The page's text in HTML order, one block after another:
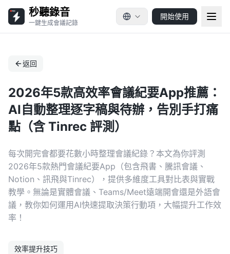
秒聽錄音
一鍵生成會議記錄
開始使用
返回
2026年5款高效率會議紀要App推薦：
AI自動整理逐字稿與待辦，告別手打痛
點（含 Tinrec 評測）
每次開完會都要花數小時整理會議紀錄？本文為你評測
2026年5款熱門會議紀要App（包含飛書、騰訊會議、
Notion、訊飛與Tinrec），提供多維度工具對比表與實戰
教學。無論是實體會議、Teams/Meet遠端開會還是外語會
議，教你如何運用AI快速提取決策行動項，大幅提升工作效
率！
效率提升技巧